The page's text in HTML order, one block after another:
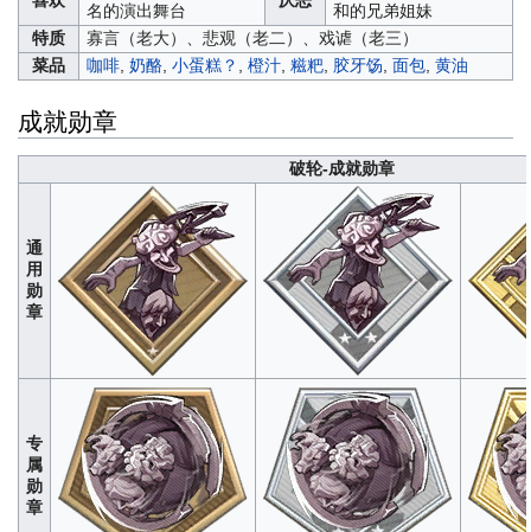
名的演出舞台
和的兄弟姐妹
特质
寡言（老大）、悲观（老二）、戏谑（老三）
菜品
咖啡, 奶酪, 小蛋糕？ 橙汁, 糍粑, 胶牙饧 面包, 黄油
成就勋章
破轮-成就勋章
通
用
勋
章
专
属
勋
章